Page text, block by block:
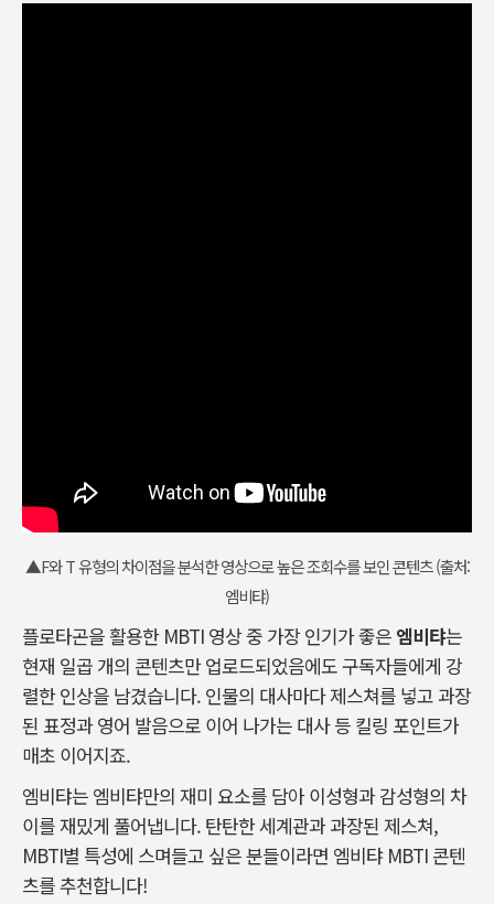
▲F와 T 유형의 차이점을 분석한 영상으로 높은 조회수를 보인 콘텐츠 (출처:
엠비탸)
플로타곤을 활용한 MBTI 영상 중 가장 인기가 좋은 엠비탸는
현재 일곱 개의 콘텐츠만 업로드되었음에도 구독자들에게 강
렬한 인상을 남겼습니다. 인물의 대사마다 제스쳐를 넣고 과장
된 표정과 영어 발음으로 이어 나가는 대사 등 킬링 포인트가
매초 이어지죠.
엠비탸는 엠비탸만의 재미 요소를 담아 이성형과 감성형의 차
이를 재밌게 풀어냅니다. 탄탄한 세계관과 과장된 제스쳐,
MBTI별 특성에 스며들고 싶은 분들이라면 엠비탸 MBTI 콘텐
츠를 추천합니다!